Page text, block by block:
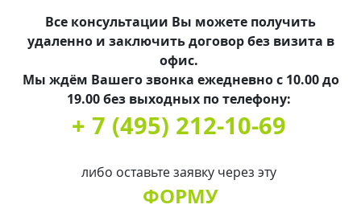
Все консультации Вы можете получить
удаленно и заключить договор без визита в
офис.
Мы ждём Вашего звонка ежедневно с 10.00 до
19.00 без выходных по телефону:
+ 7 (495) 212-10-69
либо оставьте заявку через эту
ФОРМУ